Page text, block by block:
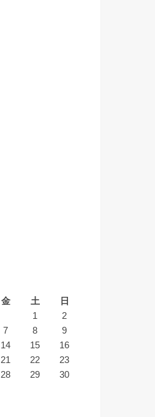
金 土
日
1
2
7 8
9
14 15
16
21 22
23
28 29
30